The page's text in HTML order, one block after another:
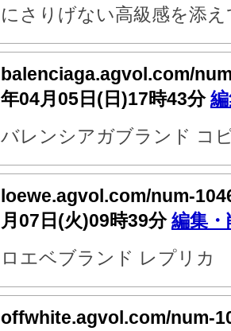
にさりげない高級感を添
balenciaga.agvol.com/
年04月05日(日)17時43分
バレンシアガブランド コ
loewe.agvol.com/num-
月07日(火)09時39分編集・
ロエベブランド レプリカ
offwhite.agvol.com/num-